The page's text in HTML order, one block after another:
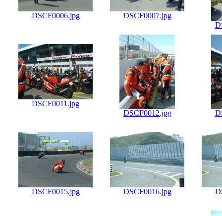
DSCF0006.jpg
DSCF0007.jpg
DSCF0011.jpg
DSCF0012.jpg
DSCF0015.jpg DSCF0016.jpg